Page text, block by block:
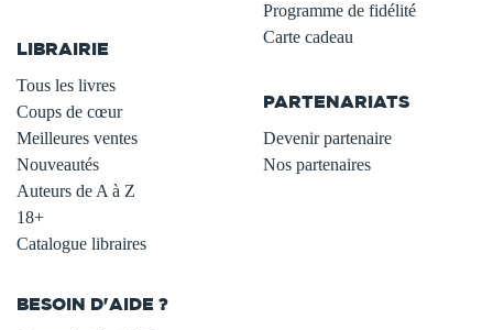
LIBRAIRIE
Tous les livres
Coups de cœur
Meilleures ventes
Nouveautés
Auteurs de A à Z
18+
Catalogue libraires
Programme de fidélité
Carte cadeau
PARTENARIATS
Devenir partenaire
Nos partenaires
BESOIN D'AIDE ?